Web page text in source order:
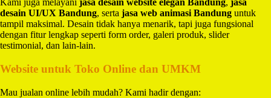
Kami juga melayani jasa desain website elegan Bandung, jasa
desain UI/UX Bandung, serta jasa web animasi Bandung untuk
tampil maksimal. Desain tidak hanya menarik, tapi juga fungsional
dengan fitur lengkap seperti form order, galeri produk, slider
testimonial, dan lain-lain.
Website untuk Toko Online dan UMKM
Mau jualan online lebih mudah? Kami hadir dengan: